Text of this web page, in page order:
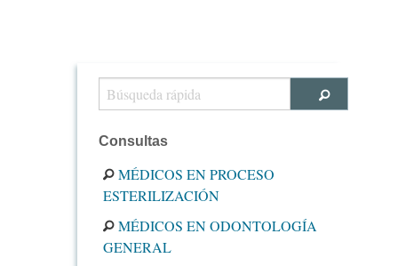
Consultas
MÉDICOS EN PROCESO
ESTERILIZACIÓN
MÉDICOS EN ODONTOLOGÍA
GENERAL